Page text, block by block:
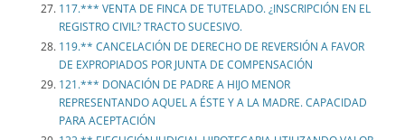
117.*** VENTA DE FINCA DE TUTELADO. ¿INSCRIPCIÓN EN EL
REGISTRO CIVIL? TRACTO SUCESIVO.
119.** CANCELACIÓN DE DERECHO DE REVERSIÓN A FAVOR
DE EXPROPIADOS POR JUNTA DE COMPENSACIÓN
121.*** DONACIÓN DE PADRE A HIJO MENOR
REPRESENTANDO AQUEL A ÉSTE Y A LA MADRE. CAPACIDAD
PARA ACEPTACIÓN